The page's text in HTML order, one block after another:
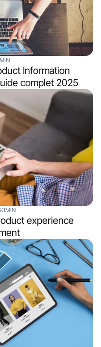
Information
complet 2025
3MIN
experience